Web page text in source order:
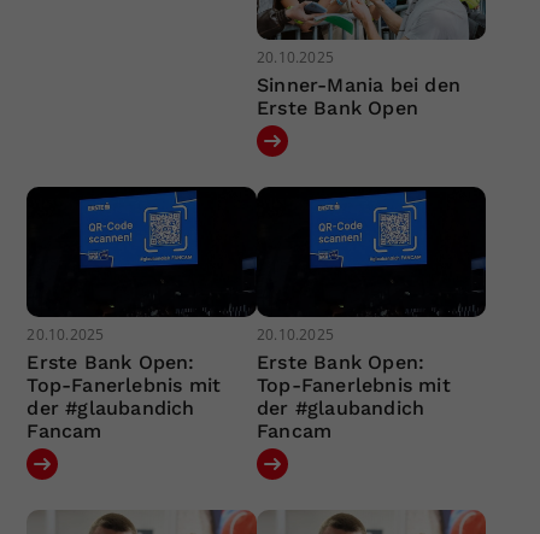
20.10.2025
Sinner-Mania bei den
Erste Bank Open
20.10.2025
Erste Bank Open:
Top-Fanerlebnis mit
der #glaubandich
Fancam
20.10.2025
Erste Bank Open:
Top-Fanerlebnis mit
der #glaubandich
Fancam